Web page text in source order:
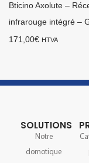
Bticino Axolute –
infrarouge intégré –
171,00€ HTVA
SOLUTIONS
Notre
domotique